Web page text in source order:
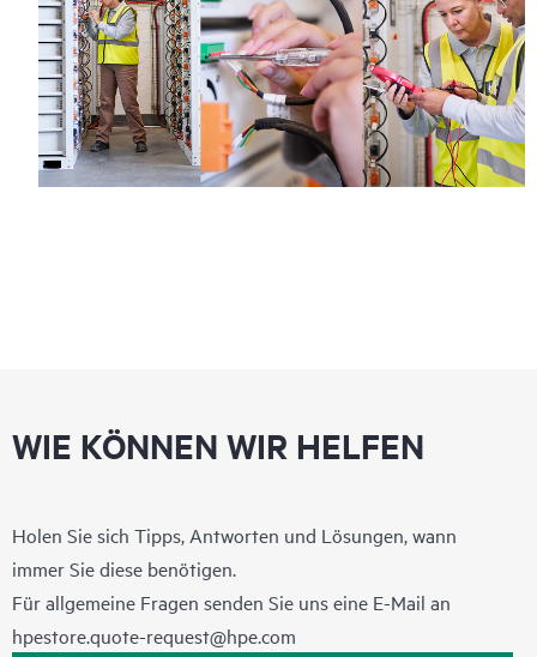
WIE KÖNNEN WIR HELFEN
Holen Sie sich Tipps, Antworten und Lösungen, wann
immer Sie diese benötigen.
Für allgemeine Fragen senden Sie uns eine E-Mail an
hpestore.quote-request@hpe.com